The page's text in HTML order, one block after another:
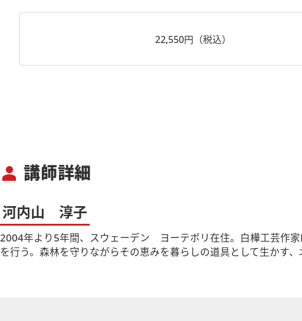
22,550円（税込）
person 講師詳細
河内山 淳子
2004年より5年間、スウェーデン ヨーテボリ在住。白樺工芸作
を行う。森林を守りながらその恵みを暮らしの道具として生かす